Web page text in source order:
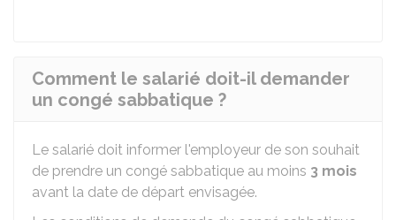
Comment le salarié doit-il demander
un congé sabbatique ?
Le salarié doit informer l'employeur de son souhait
de prendre un congé sabbatique au moins 3 mois
avant la date de départ envisagée.